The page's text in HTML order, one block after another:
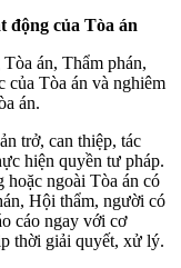
động của Tòa án
án, Thẩm phán,
của Tòa án và nghiêm
án.
trở, can thiệp, tác
hiện quyền tư pháp.
hoặc ngoài Tòa án có
Hội thẩm, người có
cáo ngay với cơ
thời giải quyết, xử lý.